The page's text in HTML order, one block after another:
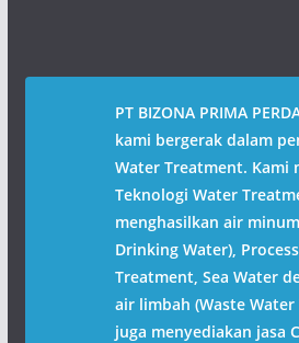
PT BIZONA PRIMA
kami bergerak dalam
Water Treatment. Kami
Teknologi Water
menghasilkan air
Drinking Water),
Treatment, Sea Water
air limbah (Waste
juga menyediakan jasa